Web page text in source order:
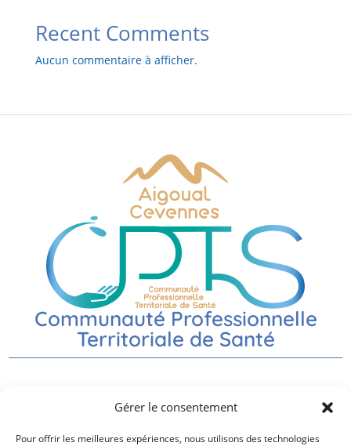
Gérer le consentement
Pour offrir les meilleures expériences, nous utilisons des technologies
Recent Comments
Aucun commentaire à afficher.
Communauté Professionnelle
Territoriale de Santé